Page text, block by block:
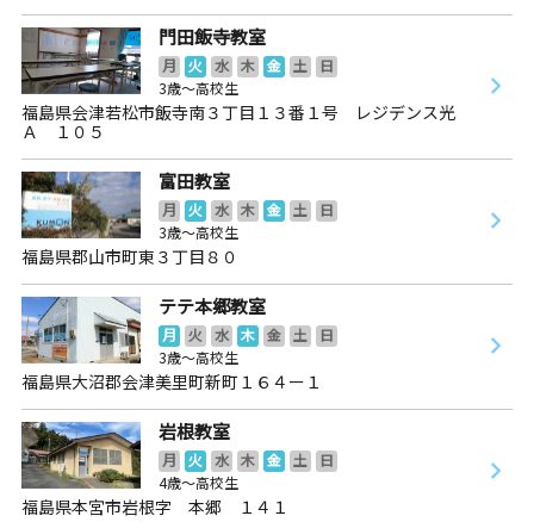
門田飯寺教室
月 火 水 木 金 土
日
3歳～高校生
福島県会津若松市飯寺南３丁目１３番１号 レジデンス光
Ａ １０５
富田教室
月 火 水 木 金 土
日
3歳～高校生
福島県郡山市町東３丁目８０
テテ本郷教室
月 火 水 木 金 土
日
3歳～高校生
福島県大沼郡会津美里町新町１６４ー１
岩根教室
月 火 水 木 金 土
日
4歳～高校生
福島県本宮市岩根字 本郷 １４１